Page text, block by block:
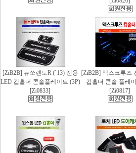
[ZiB2B] 뉴쏘렌토R (`13) 전용
LED 컵홀더 콘솔플레이트 (3P)
[Zi0833]
[ZiB2B] 맥스크루즈
컵홀더 콘솔 플레
[Zi0817]